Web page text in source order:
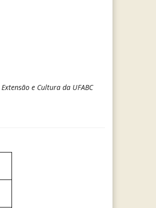
e Cultura da UFABC